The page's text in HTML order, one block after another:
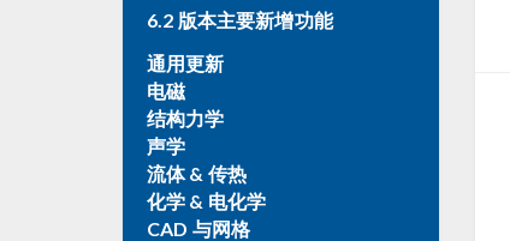
6.2 版本主要新增功能
通用更新
电磁
结构力学
声学
流体 & 传热
化学 & 电化学
CAD 与网格